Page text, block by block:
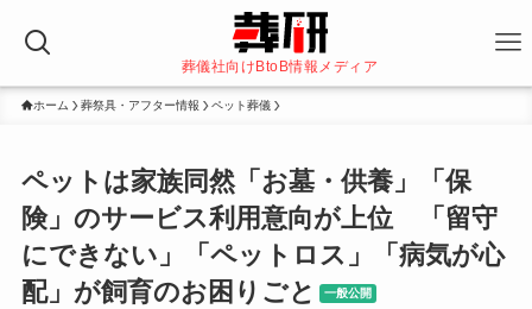
葬儀社向けBtoB情報メディア
ホーム 葬祭具・アフター情報 ペット葬儀
ペットは家族同然「お墓・供養」「保
険」のサービス利用意向が上位 「留守
にできない」「ペットロス」「病気が心
配」が飼育のお困りごと
一般公開